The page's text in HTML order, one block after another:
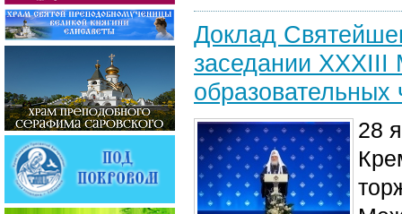
Доклад
заседании XXХIII
образовательных
28